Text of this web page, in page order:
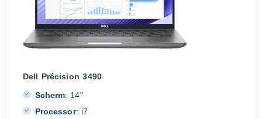
Dell Précision 3490
Scherm: 14"
Processor: i7